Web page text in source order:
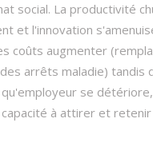
social. La productivité
et l'innovation
coûts augmenter
arrêts maladie) tandis
se détériore,
à attirer et retenir